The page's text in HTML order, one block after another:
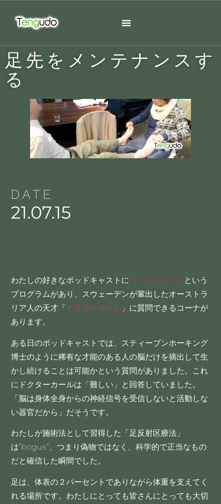
足先をメンテナンスす
る
DATE
21.07.15
わたしの好きなポッドキャストに“5 live science”という
プログラムがあり、スウェーデンが輩出したオーストラ
リア人の天才「
ドクターカール 」に質問できるコーナが
あります。
ある日のポッドキャストでは、スティーブンホーキング
博士のように稀有な才能のある人の脳だけを摘出して生
かし続けることは可能かという質問がありました。これ
にドクターカールは「難しい」と回答していました。
「脳は身体全身からの神経信号を受信しないと活動しな
い器官だから」だそうです。
わたしが施術法として習得した「足反射区療法」
は”bogus”、つまり偽物ではなく、科学的で正当なもの
だと確信した瞬間でした。
足は、体表の２パーセントでありながら体重を支えてく
れる場所です。わたしにとっても皆さんにとっても大切